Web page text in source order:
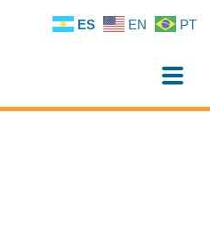
Toggle
ES EN PT